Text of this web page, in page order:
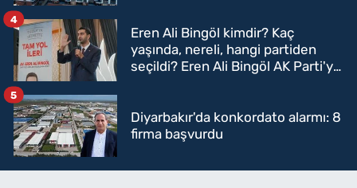
Eren Ali Bingöl kimdir? Kaç
yaşında, nereli, hangi partiden
seçildi? Eren Ali Bingöl AK Parti'ye
4
Diyarbakır'da konkordato alarmı: 8
firma başvurdu
5